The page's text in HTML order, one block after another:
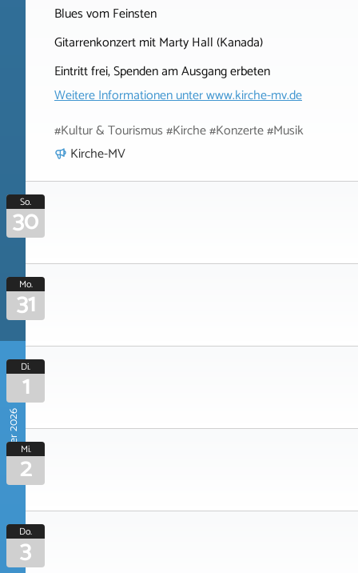
Blues vom Feinsten
Gitarrenkonzert mit Marty Hall (Kanada)
Eintritt frei, Spenden am Ausgang erbeten
Weitere Informationen unterwww.kirche-mv.de
#Kultur & Tourismus #Kirche #Konzerte #Musik
Kirche-MV
So.
30
Mo.
31
September 2026
Di.
1
Mi.
2
Do.
3